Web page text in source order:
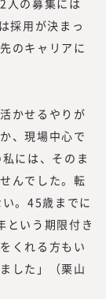
、記者、
である必
戦者」で
報、発信
いきたい
採用が決まっ
のキャリアに
かせるやりが
、現場中心で
には、そのま
んでした。転
。45歳までに
という期限付き
くれる方もい
した」（栗山